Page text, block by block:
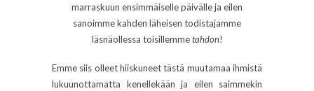
marraskuun ensimmäiselle päivälle ja eilen
sanoimme kahden läheisen todistajamme
läsnäollessa toisillemmetahdon!
Emme siis olleet hiiskuneet tästä muutamaa ihmistä
lukuunottamatta kenellekään ja eilen saimmekin